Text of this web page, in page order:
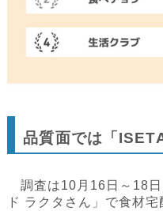
品質面では「
調査は10月16日～18日
ド ラクタさん」で食材